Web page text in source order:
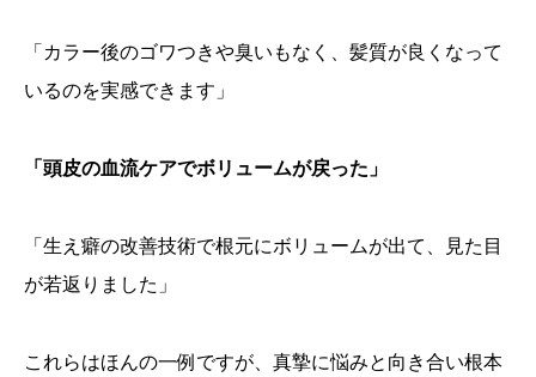
「カラー後のゴワつきや臭いもなく、髪質が良くなって
いるのを実感できます」
「頭皮の血流ケアでボリュームが戻った」
「生え癖の改善技術で根元にボリュームが出て、見た目
が若返りました」
これらはほんの一例ですが、真摯に悩みと向き合い根本